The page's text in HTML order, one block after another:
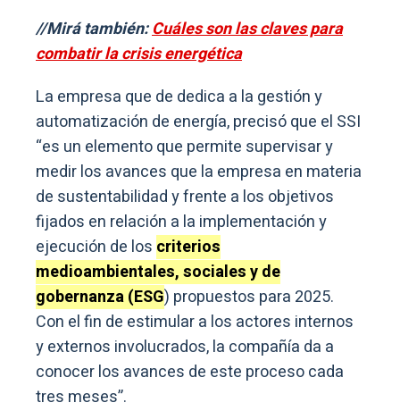
//Mirá también:Cuáles son las claves para
combatir la crisis energética
La empresa que de dedica a la gestión y
automatización de energía, precisó que el SSI
“es un elemento que permite supervisar y
medir los avances que la empresa en materia
de sustentabilidad y frente a los objetivos
fijados en relación a la implementación y
ejecución de los criterios
medioambientales, sociales y de
gobernanza (ESG) propuestos para 2025.
Con el fin de estimular a los actores internos
y externos involucrados, la compañía da a
conocer los avances de este proceso cada
tres meses”.